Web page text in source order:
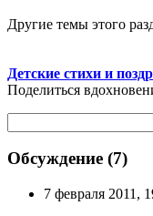
Другие темы этого
Детские стихи и
Поделиться
Обсуждение (7)
7 февраля 2011,